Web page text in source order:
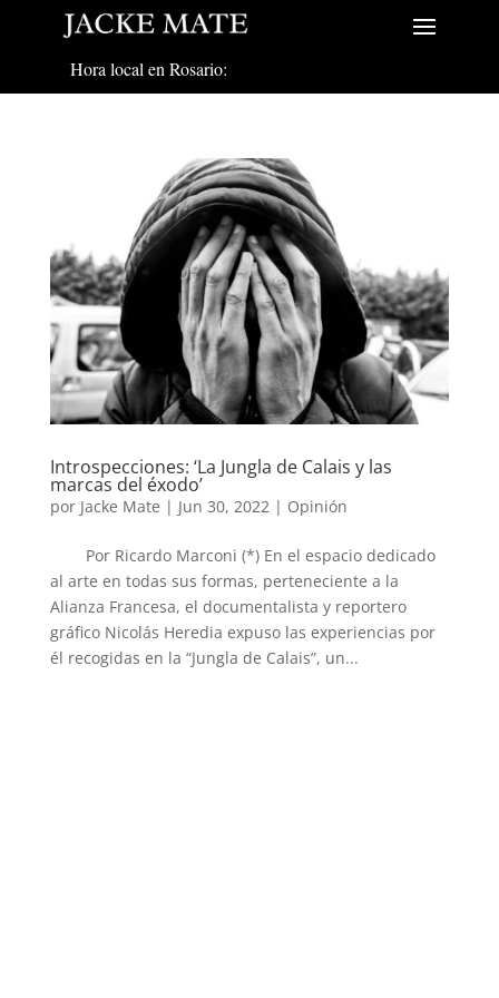
Hora local en Rosario:
Introspecciones: ‘La Jungla de Calais y las
marcas del éxodo’
por Jacke Mate | Jun 30, 2022 | Opinión
Por Ricardo Marconi (*) En el espacio dedicado
al arte en todas sus formas, perteneciente a la
Alianza Francesa, el documentalista y reportero
gráfico Nicolás Heredia expuso las experiencias por
él recogidas en la “Jungla de Calais”, un...